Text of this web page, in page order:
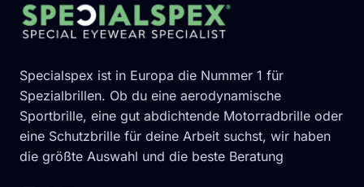
Specialspex ist in Europa die Nummer 1 für
Spezialbrillen. Ob du eine aerodynamische
Sportbrille, eine gut abdichtende Motorradbrille oder
eine Schutzbrille für deine Arbeit suchst, wir haben
die größte Auswahl und die beste Beratung